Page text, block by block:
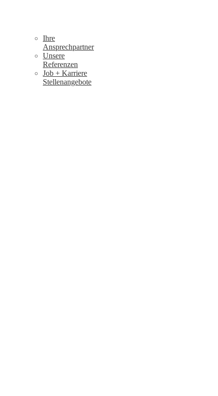
Ihre
Ansprechpartner
Unsere
Referenzen
Job + Karriere
Stellenangebote